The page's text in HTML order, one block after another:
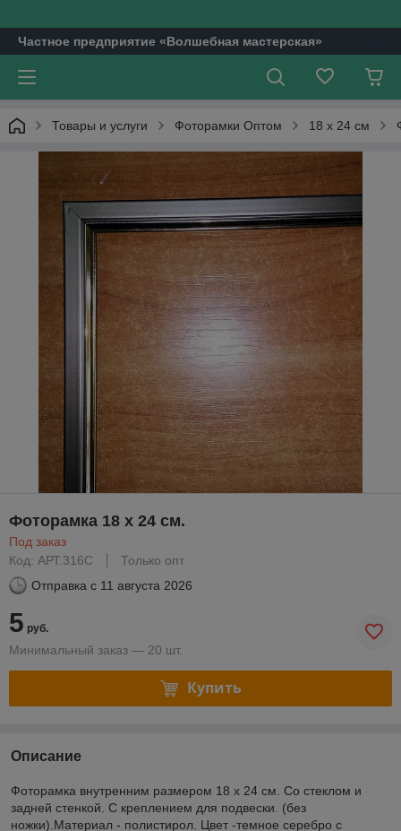
Частное предприятие «Волшебная мастерская»
Товары и услуги Фоторамки Оптом 18 х 24 см
Фоторамка 18 х 24 см.
Под заказ
Код: АРТ.316С
Только опт
Отправка с 11 августа 2026
5 руб.
Минимальный заказ — 20 шт.
Купить
Описание
Фоторамка внутренним размером 18 х 24 см. Со стеклом и
задней стенкой. С креплением для подвески. (без
ножки).Материал - полистирол. Цвет -темное серебро с